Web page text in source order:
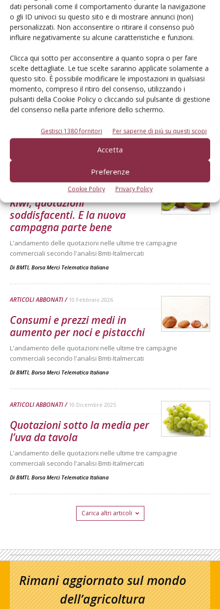
dati personali come il comportamento durante la navigazione
o gli ID univoci su questo sito e di mostrare annunci (non)
personalizzati. Non acconsentire o ritirare il consenso può
influire negativamente su alcune caratteristiche e funzioni.
Clicca qui sotto per acconsentire a quanto sopra o per fare
scelte dettagliate. Le tue scelte saranno applicate solamente a
questo sito. È possibile modificare le impostazioni in qualsiasi
momento, compreso il ritiro del consenso, utilizzando i
pulsanti della Cookie Policy o cliccando sul pulsante di gestione
del consenso nella parte inferiore dello schermo.
Gestisci 1380 fornitori Per saperne di più su questi scopi
Accetta
Preferenze
Cookie Policy Privacy Policy
L'andamento delle quotazioni nelle ultime tre campagne
commerciali secondo l'analisi Bmti-Italmercati
DiBMTI, Borsa Merci Telematica Italiana
PREZZI FRUTTA 10 Aprile 2026
La domanda di ortofrutta
torna a crescere
Il 2025 segna un recupero: acquisti in aumento, si rafforza la Gdo,
euro
Di Barbara Brunello, Daria Lodi - Cso Italy -
ARTICOLI ABBONATI 11 Marzo 2026
Kiwi, quotazioni
soddisfacenti. E la nuova
campagna parte bene
L'andamento delle quotazioni nelle ultime tre campagne
commerciali secondo l'analisi Bmti-Italmercati
Di BMTI, Borsa Merci Telematica Italiana
ARTICOLI ABBONATI 10 Febbraio 2026
Consumi e prezzi medi in
aumento per noci e pistacchi
L'andamento delle quotazioni nelle ultime tre campagne
commerciali secondo l'analisi Bmti-Italmercati
Di BMTI, Borsa Merci Telematica Italiana
ARTICOLI ABBONATI 10 Dicembre 2025
Quotazioni sotto la media per
l’uva da tavola
L'andamento delle quotazioni nelle ultime tre campagne
commerciali secondo l'analisi Bmti-Italmercati
Di BMTI, Borsa Merci Telematica Italiana
Carica altri articoli
Rimani aggiornato sul mondo
dell’agricoltura